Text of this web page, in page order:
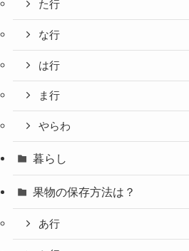
た行
な行
は行
ま行
やらわ
暮らし
果物の保存方法は？
あ行